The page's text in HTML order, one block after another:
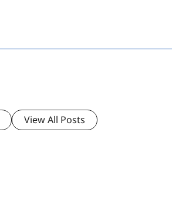
View All Posts